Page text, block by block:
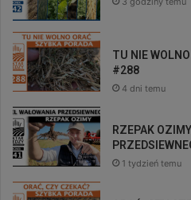
TU NIE
#288
4 dni temu
RZEPAK
1 tydzień temu